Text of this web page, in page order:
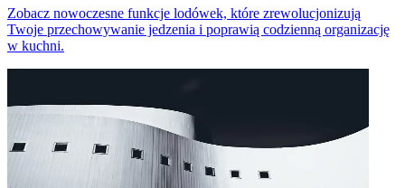
Zobacz nowoczesne funkcje lodówek, które zrewolucjonizują
Twoje przechowywanie jedzenia i poprawią codzienną organizację
w kuchni.